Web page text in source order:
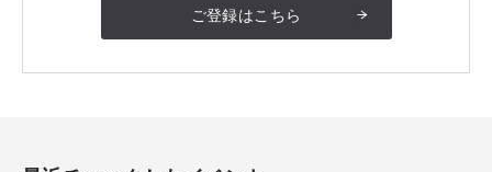
ご登録はこちら